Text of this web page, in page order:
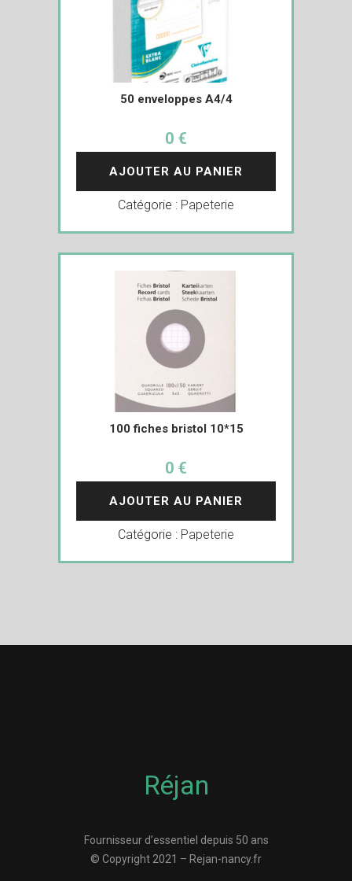
50 enveloppes A4/4
0 €
AJOUTER AU PANIER
Catégorie : Papeterie
100 fiches bristol 10*15
0 €
AJOUTER AU PANIER
Catégorie : Papeterie
Réjan
Fournisseur d’essentiel depuis 50 ans
© Copyright 2021 – Rejan-nancy.fr